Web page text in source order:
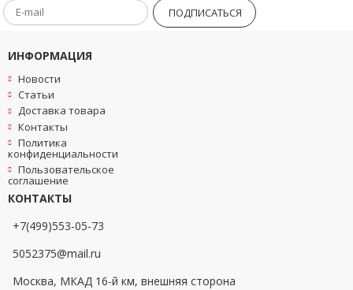
ПОДПИСАТЬСЯ
ИНФОРМАЦИЯ
Новости
Статьи
Доставка товара
Контакты
Политика
конфиденциальности
Пользовательское
соглашение
КОНТАКТЫ
+7(499)553-05-73
5052375@mail.ru
Москва, МКАД 16-й км, внешняя сторона